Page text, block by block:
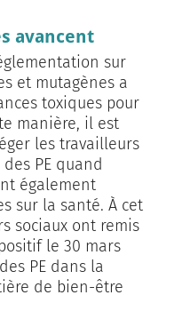
avancent
sur
et mutagènes a
toxiques pour
manière, il est
les travailleurs
PE quand
également
sur la santé. À cet
sociaux ont remis
le 30 mars
PE dans la
de bien-être